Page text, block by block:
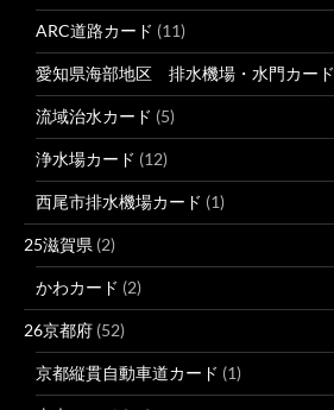
ARC道路カード (11)
愛知県海部地区 排水機場・水門カード
流域治水カード (5)
浄水場カード (12)
西尾市排水機場カード (1)
25滋賀県 (2)
かわカード (2)
26京都府 (52)
京都縦貫自動車道カード (1)